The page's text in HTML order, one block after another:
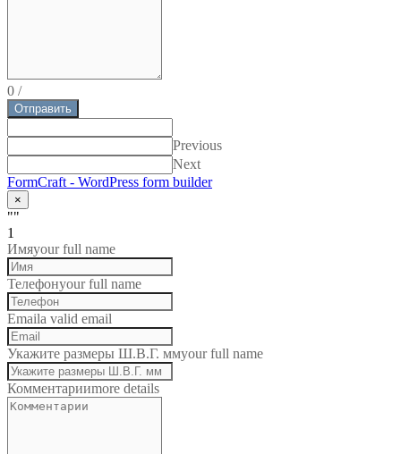
0 /
Отправить
Previous
Next
FormCraft - WordPress form builder
×
""
1
Имяyour full name
Телефонyour full name
Emaila valid email
Укажите размеры Ш.В.Г. ммyour full name
Комментарииmore details